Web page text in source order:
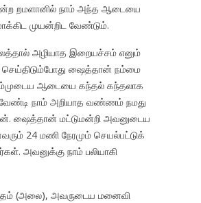
றமளானில் நாம் அந்த ஆடையை
முயன்றிட வேண்டும்.
அழியாத இறையச்சம் எனும்
ஷைத்தான் நம்மை
ஆடையை கந்தல் கந்தலாக
வேண்டி நாம் அறியாத வண்ணம் நமது
ஷைத்தான் மட்டுமன்றி அவனுடைய
24 மணி நேரமும் செயல்பட்டுக்
அவனுக்கு நாம் பலியாகி
(அலை), அவருடைய மனைவி